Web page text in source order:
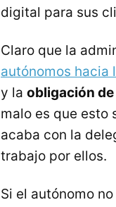
digital para sus
Claro que la
autónomos hacia
y la obligación
malo es que esto
acaba con la
trabajo por ellos.
Si el autónomo